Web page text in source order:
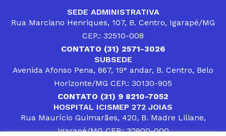
SEDE ADMINISTRATIVA
Rua Marciano Henriques, 107, B. Centro, Igarapé/MG
CEP.: 32510-008
CONTATO (31) 2571-3026
SUBSEDE
Avenida Afonso Pena, 867, 19° andar, B. Centro, Belo
Horizonte/MG CEP.: 30130-905
CONTATO (31) 9 8210-7052
HOSPITAL ICISMEP 272 JOIAS
Rua Maurício Guimarães, 420, B. Madre Liliane,
Igarapé/MG CEP.: 32900-000